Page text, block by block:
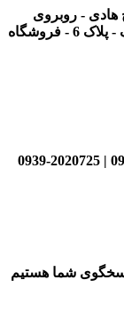
هادی - روبروی
ساختمان آلومینیوم - پاساژ شرکا - طبقه همکف - پلاک 6 - فروشگاه